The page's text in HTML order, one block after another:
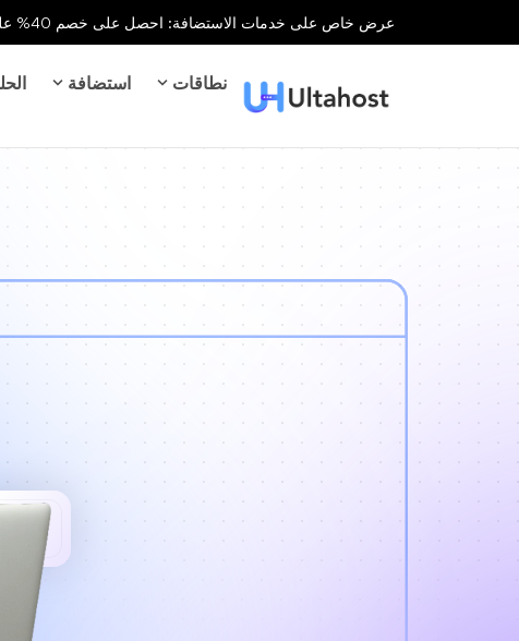
عرض خاص على خدمات الاستضافة: احصل على خصم 40% على جميع خدمات الاستضافة لفترة محدودة!
نطاقات استضافة